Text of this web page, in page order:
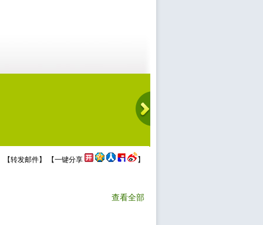
【转发邮件】 【一键分享 】
查看全部